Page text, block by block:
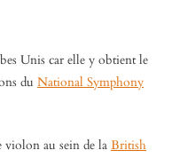
Unis car elle y obtient le
du National Symphony
violon au sein de la British